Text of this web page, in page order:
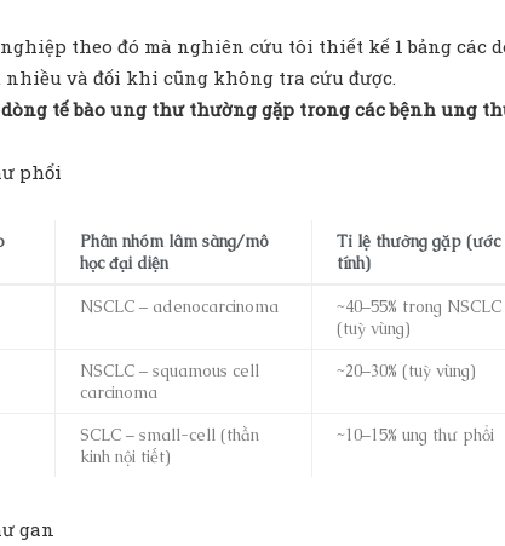
theo đó mà nghiên cứu tôi thiết kế 1 bảng
và đối khi cũng không tra cứu được.
dòng tế bào ung thư thường gặp trong các bệnh ung
phổi
Phân nhóm lâm sàng/mô
học đại diện
Tỉ lệ thường gặp (ước
tính)
NSCLC – adenocarcinoma
~40–55% trong NSCLC
(tuỳ vùng)
NSCLC – squamous cell
carcinoma
~20–30% (tuỳ vùng)
SCLC – small-cell (thần
kinh nội tiết)
~10–15% ung thư phổi
gan